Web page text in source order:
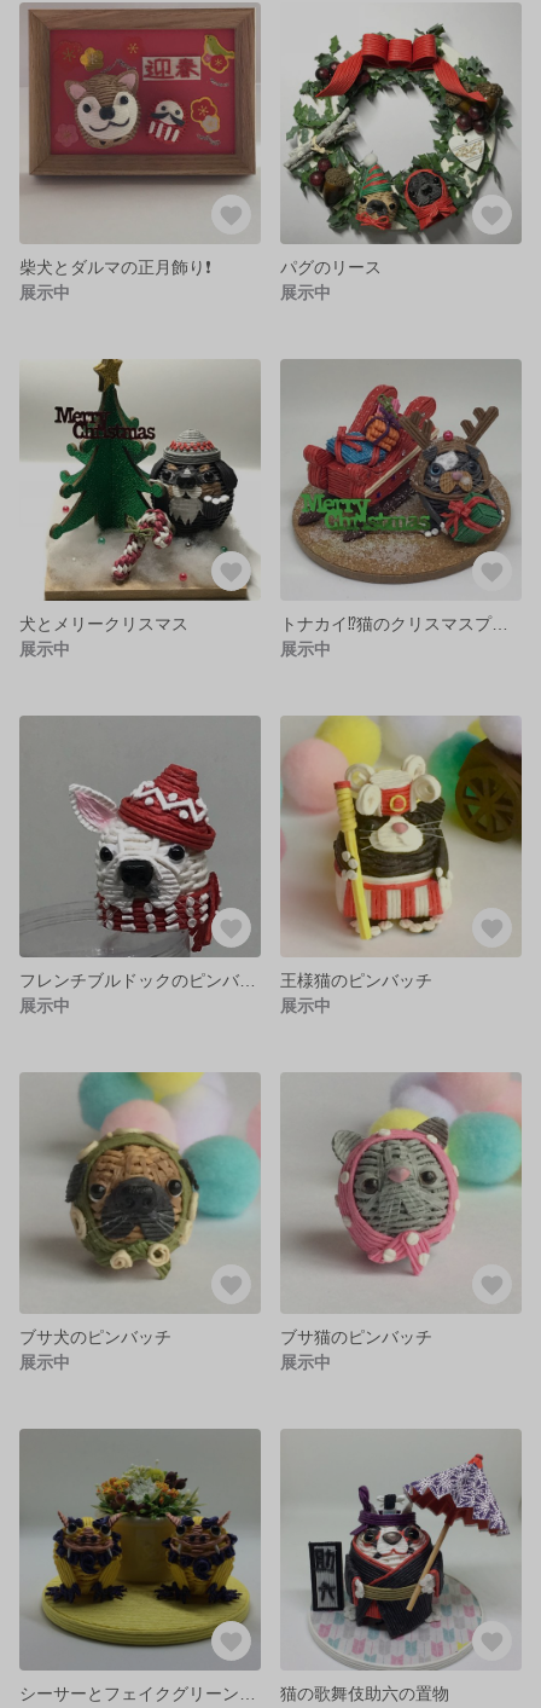
柴犬とダルマの正月飾り❗️
展示中
パグのリース
展示中
犬とメリークリスマス
展示中
トナカイ⁉️猫のクリスマスプレゼント
展示中
展示中
王様猫のピンバッチ
展示中
ブサ犬のピンバッチ
展示中
ブサ猫のピンバッチ
展示中
猫の歌舞伎助六の置物